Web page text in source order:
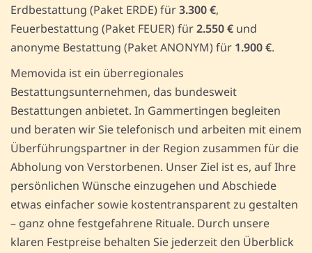
Erdbestattung (Paket ERDE) für3.300 €,
Feuerbestattung (Paket FEUER) für2.550 € und
anonyme Bestattung (Paket ANONYM) für 1.900 €.
Memovida ist ein überregionales
Bestattungsunternehmen, das bundesweit
Bestattungen anbietet. In Gammertingen begleiten
und beraten wir Sie telefonisch und arbeiten mit einem
Überführungspartner in der Region zusammen für die
Abholung von Verstorbenen. Unser Ziel ist es, auf Ihre
persönlichen Wünsche einzugehen und Abschiede
etwas einfacher sowie kostentransparent zu gestalten
– ganz ohne festgefahrene Rituale. Durch unsere
klaren Festpreise behalten Sie jederzeit den Überblick